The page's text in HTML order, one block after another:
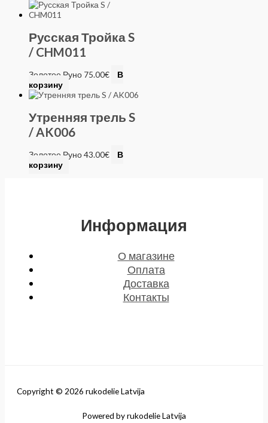
Русская Тройка S
/ CHM011
Золотое Руно 75.00€
В
корзину
Утренняя трель S
/ AK006
Золотое Руно43.00€
В
корзину
Информация
О магазине
Оплата
Доставка
Контакты
Copyright © 2026 rukodelie Latvija
Powered by rukodelie Latvija